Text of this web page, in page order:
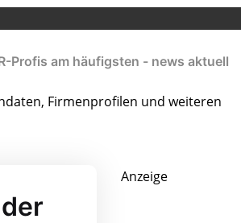
Profis am häufigsten - news aktuell
Firmenprofilen und weiteren
Anzeige